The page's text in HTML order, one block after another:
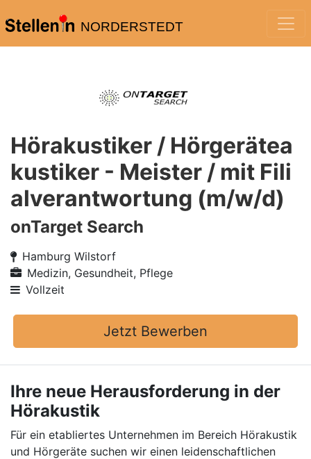
NORDERSTEDT
Hörakustiker / Hörgerätea
kustiker - Meister / mit Fili
alverantwortung (m/w/d)
onTarget Search
Hamburg Wilstorf
Medizin, Gesundheit, Pflege
Vollzeit
Jetzt Bewerben
Ihre neue Herausforderung in der
Hörakustik
Für ein etabliertes Unternehmen im Bereich Hörakustik
und Hörgeräte suchen wir einen leidenschaftlichen